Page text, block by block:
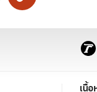
เนื้อ